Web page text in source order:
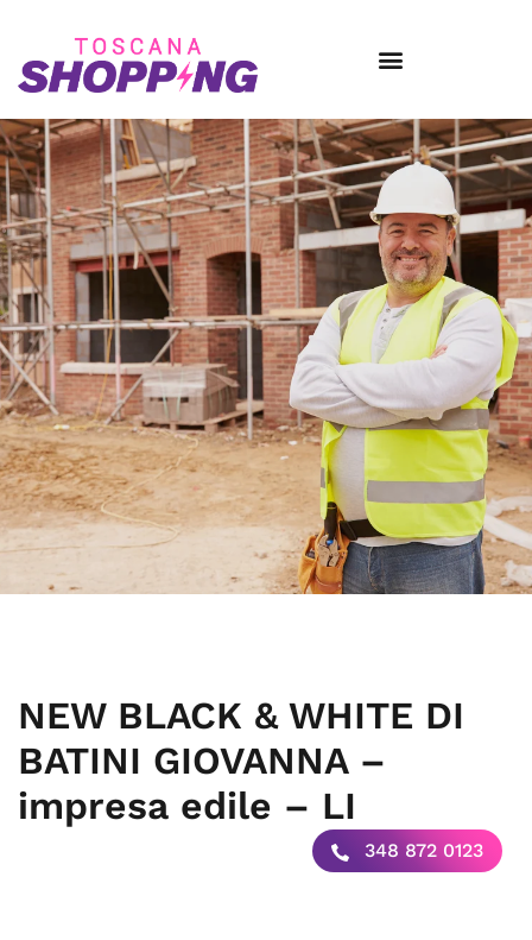
NEW BLACK & WHITE DI
BATINI GIOVANNA –
impresa edile – LI
348 872 0123